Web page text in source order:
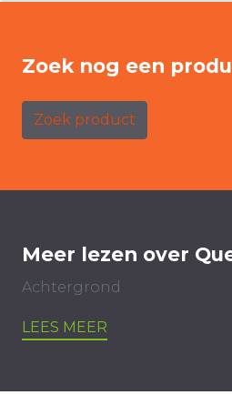
Zoek nog een
Zoek product
Meer lezen over
Achtergrond
LEES MEER